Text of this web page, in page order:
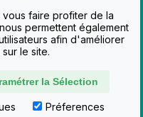
ColopMini Dateur
personnalisable
faire profiter de la
permettent également
afin d'améliorer
le site.
la Sélection
Préferences